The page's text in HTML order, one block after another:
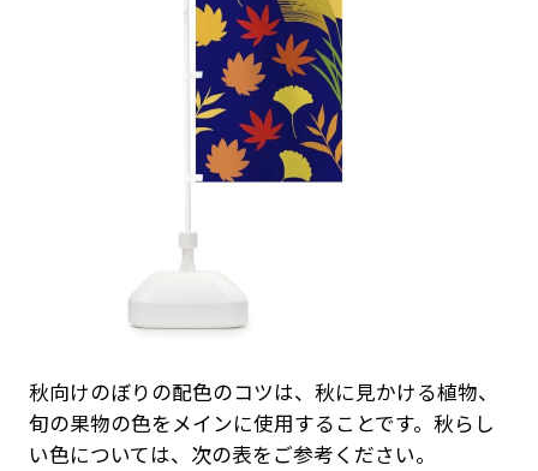
秋向けのぼりの配色のコツは、秋に見かける植物、
旬の果物の色をメインに使用することです。秋らし
い色については、次の表をご参考ください。